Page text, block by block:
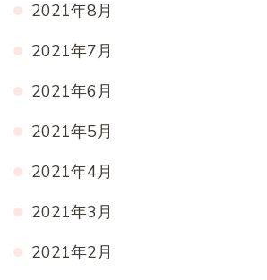
2021年8月
2021年7月
2021年6月
2021年5月
2021年4月
2021年3月
2021年2月